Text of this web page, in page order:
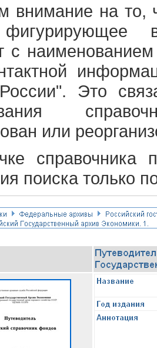
внимание на то,
с
Это
или
справочника
поиска только